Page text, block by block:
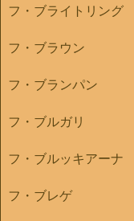
フ・ブライトリング
フ・ブラウン
フ・ブランパン
フ・ブルガリ
フ・ブルッキアーナ
フ・ブレゲ